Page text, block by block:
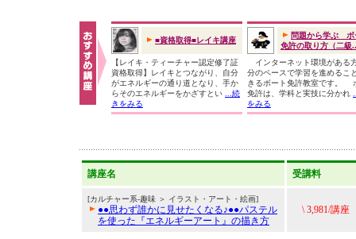
■資格取得■レイキ講座
【レイキ・ティーチャー認定修了証
資格取得】レイキとつながり、自分
がエネルギーの通り道となり、手か
らそのエネルギーをかざすとい
...続
きをみる
問題から学ぶ ボ
免許の取り方（二級
インターネット環境がある
分のペースで学習を進めるこ
きるボート免許教室です。
免許は、学科と実技に分かれ
をみる
講座名 受講料
[カルチャー系-趣味 ＞ イラスト・アート・絵画]
●●思わず誰かに見せたくなる♪●●パステル
を使った『エネルギーアート』の描き方
\ 3,981/講座